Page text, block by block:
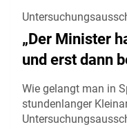
„Der Minister
und erst dann
Wie gelangt man in
stundenlanger